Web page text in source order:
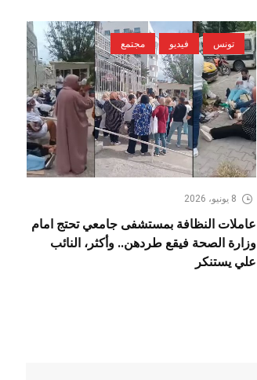
تونس فيديو مجتمع
8 يونيو، 2026
عاملات النظافة بمستشفى جامعي تحتج امام
وزارة الصحة فيقع طردهن.. وأكثر، النائب
علي يستنكر